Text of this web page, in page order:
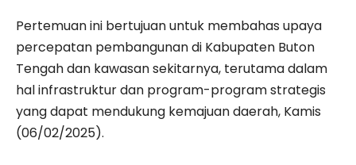
Pertemuan ini bertujuan untuk membahas upaya
percepatan pembangunan di Kabupaten Buton
Tengah dan kawasan sekitarnya, terutama dalam
hal infrastruktur dan program-program strategis
yang dapat mendukung kemajuan daerah, Kamis
(06/02/2025).